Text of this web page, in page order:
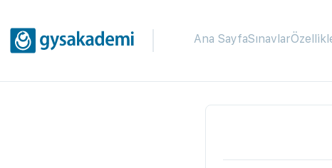
Ana SayfaSınavlar